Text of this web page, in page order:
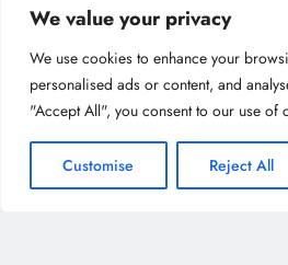
We value your privacy
We use cookies to enhance your
personalised ads or content, and
"Accept All", you consent to our use of
Customise Reject All